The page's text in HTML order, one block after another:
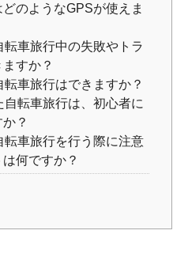
のようなGPSが使えま
車旅行中の失敗やトラ
すか？
車旅行はできますか？
転車旅行は、初心者に
？
転車旅行を行う際に注意
何ですか？